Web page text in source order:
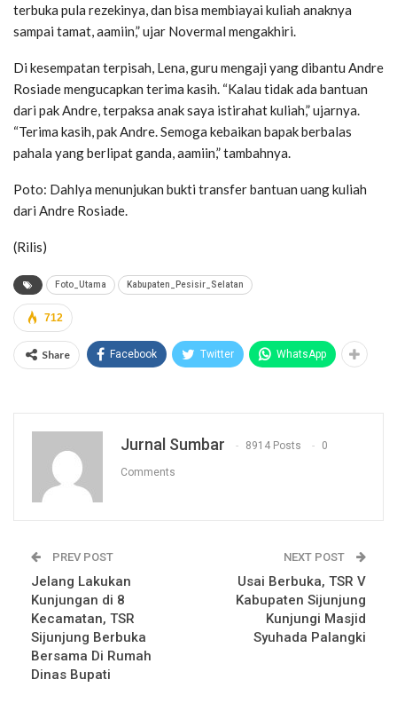
terbuka pula rezekinya, dan bisa membiayai kuliah anaknya
sampai tamat, aamiin,” ujar Novermal mengakhiri.
Di kesempatan terpisah, Lena, guru mengaji yang dibantu Andre
Rosiade mengucapkan terima kasih. “Kalau tidak ada bantuan
dari pak Andre, terpaksa anak saya istirahat kuliah,” ujarnya.
“Terima kasih, pak Andre. Semoga kebaikan bapak berbalas
pahala yang berlipat ganda, aamiin,” tambahnya.
Poto: Dahlya menunjukan bukti transfer bantuan uang kuliah
dari Andre Rosiade.
(Rilis)
Foto_Utama Kabupaten_Pesisir_Selatan
712
Share Facebook Twitter WhatsApp
Jurnal Sumbar 8914 Posts 0
Comments
PREV POST
Jelang Lakukan
Kunjungan di 8
Kecamatan, TSR
Sijunjung Berbuka
Bersama Di Rumah
Dinas Bupati
NEXT POST
Usai Berbuka, TSR V
Kabupaten Sijunjung
Kunjungi Masjid
Syuhada Palangki